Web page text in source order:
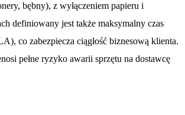
bębny), z wyłączeniem papieru i
definiowany jest także maksymalny czas
co zabezpiecza ciągłość biznesową klienta.
pełne ryzyko awarii sprzętu na dostawcę